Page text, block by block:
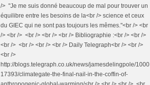
/> "Je me suis donné beaucoup de mal pour trouver un
équilibre entre les besoins de la<br /> science et ceux
du GIEC qui ne sont pas toujours les mêmes."<br /> <br
/> <br /> <br /> <br /> <br /> Bibliographie :<br /> <br />
<br /> <br /> <br /> <br /> Daily Telegraph<br /> <br />
<br />
http://blogs.telegraph.co.uk/news/jamesdelingpole/1000
17393/climategate-the-final-nail-in-the-coffin-of-